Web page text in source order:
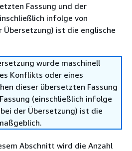
Fassung und der
infolge von
Übersetzung) ist die englische
wurde maschinell
Konflikts oder eines
dieser übersetzten Fassung
(einschließlich infolge
der Übersetzung) ist die
Abschnitt wird die Anzahl